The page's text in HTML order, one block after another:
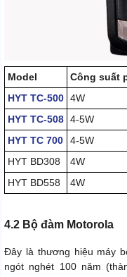
Model Công suất
HYT TC-500 4W
HYT TC-508 4-5W
HYT TC 700
4-5W
HYT BD308
4W
HYT BD558
4W
4.2 Bộ đàm Motorola
Đây là thương hiệu máy
ngót nghét 100 năm